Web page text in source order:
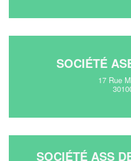
SOCIÉTÉ
17 Rue
SOCIÉTÉ ASS